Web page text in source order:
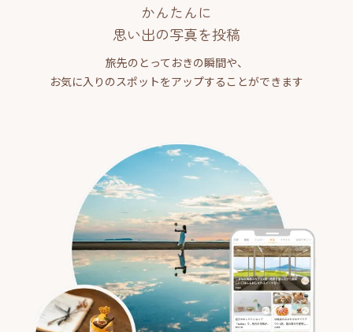
かんたんに
思い出の写真を投稿
旅先のとっておきの瞬間や、
お気に入りのスポットをアップすることができます